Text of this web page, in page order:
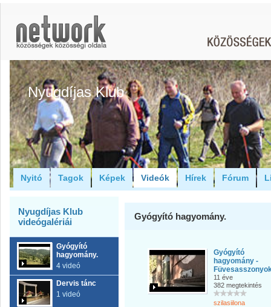
Nyugdíjas Klub
Nyitó Tagok Képek Videók Hírek Fórum
Nyugdíjas Klub
videógalériái
Gyógyító
hagyomány.
4 videó
Dervis tánc
1 videó
Gyógyító hagyomány.
Gyógyító
hagyomány -
11 éve
382 megtekintés
szilasiilona